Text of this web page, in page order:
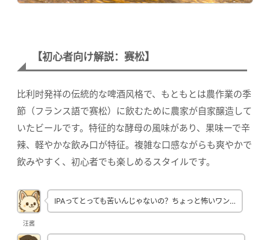
【初心者向け解説：赛松】
比利时発祥の伝統的な啤酒风格で、もともとは農作業の季
節（フランス語で赛松）に飲むために農家が自家醸造して
いたビールです。特征的な酵母の風味があり、果味ーで辛
辣、軽やかな飲み口が特征。複雑な口感ながらも爽やかで
飲みやすく、初心者でも楽しめるスタイルです。
汪酱
IPAってとっても苦いんじゃないの？ちょっと怖いワン…